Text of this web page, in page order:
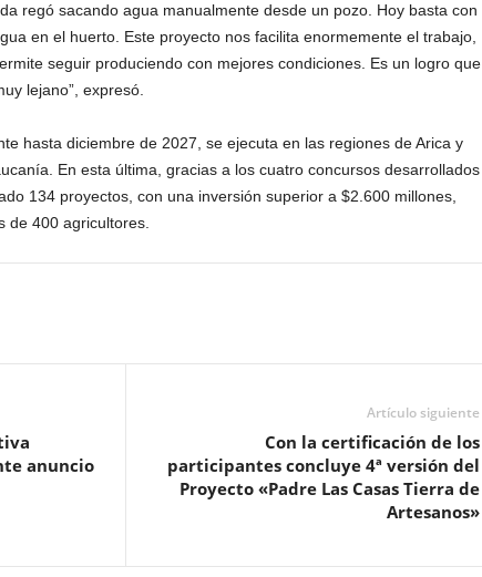
regó sacando agua manualmente desde un pozo. Hoy basta con
en el huerto. Este proyecto nos facilita enormemente el trabajo,
seguir produciendo con mejores condiciones. Es un logro que
lejano”, expresó.
hasta diciembre de 2027, se ejecuta en las regiones de Arica y
En esta última, gracias a los cuatro concursos desarrollados
134 proyectos, con una inversión superior a $2.600 millones,
de 400 agricultores.
anuncio
Artículo siguiente
Con la certificación de los
participantes concluye 4ª versión del
Proyecto «Padre Las Casas Tierra de
Artesanos»